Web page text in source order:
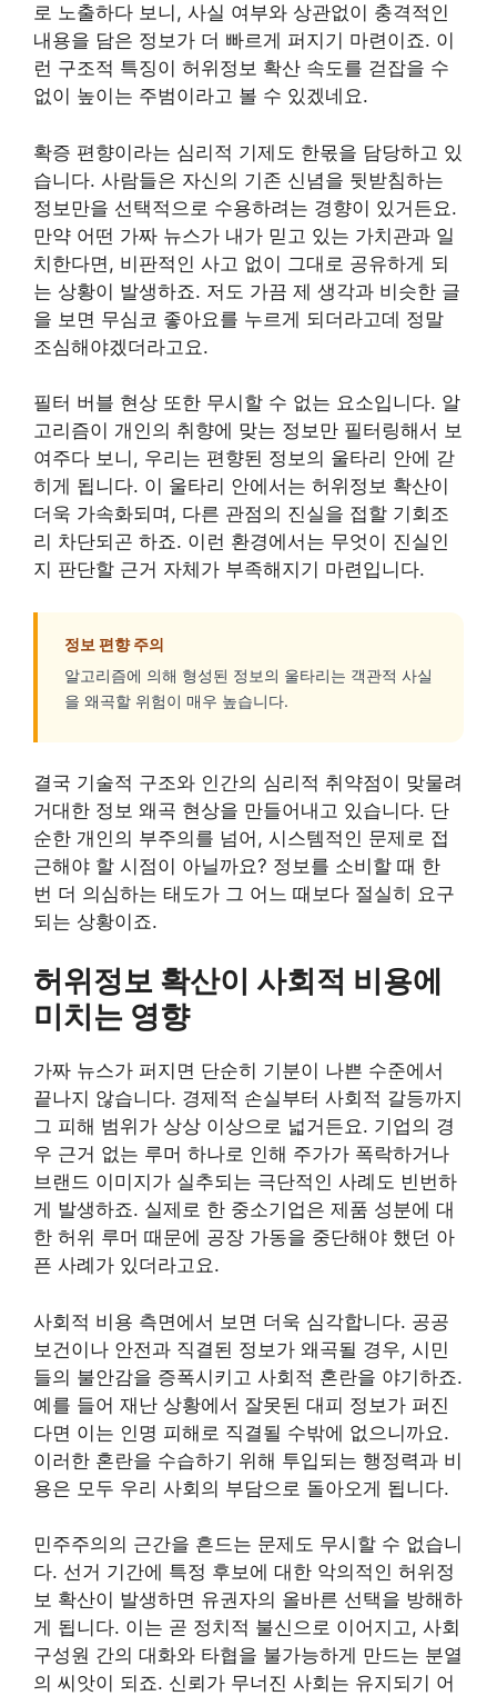
로 노출하다 보니, 사실 여부와 상관없이 충격적인
내용을 담은 정보가 더 빠르게 퍼지기 마련이죠. 이
런 구조적 특징이 허위정보 확산 속도를 걷잡을 수
없이 높이는 주범이라고 볼 수 있겠네요.
확증 편향이라는 심리적 기제도 한몫을 담당하고 있
습니다. 사람들은 자신의 기존 신념을 뒷받침하는
정보만을 선택적으로 수용하려는 경향이 있거든요.
만약 어떤 가짜 뉴스가 내가 믿고 있는 가치관과 일
치한다면, 비판적인 사고 없이 그대로 공유하게 되
는 상황이 발생하죠. 저도 가끔 제 생각과 비슷한 글
을 보면 무심코 좋아요를 누르게 되더라고데 정말
조심해야겠더라고요.
필터 버블 현상 또한 무시할 수 없는 요소입니다. 알
고리즘이 개인의 취향에 맞는 정보만 필터링해서 보
여주다 보니, 우리는 편향된 정보의 울타리 안에 갇
히게 됩니다. 이 울타리 안에서는 허위정보 확산이
더욱 가속화되며, 다른 관점의 진실을 접할 기회조
리 차단되곤 하죠. 이런 환경에서는 무엇이 진실인
지 판단할 근거 자체가 부족해지기 마련입니다.
정보 편향 주의
알고리즘에 의해 형성된 정보의 울타리는 객관적 사실
을 왜곡할 위험이 매우 높습니다.
결국 기술적 구조와 인간의 심리적 취약점이 맞물려
거대한 정보 왜곡 현상을 만들어내고 있습니다. 단
순한 개인의 부주의를 넘어, 시스템적인 문제로 접
근해야 할 시점이 아닐까요? 정보를 소비할 때 한
번 더 의심하는 태도가 그 어느 때보다 절실히 요구
되는 상황이죠.
허위정보 확산이 사회적 비용에
미치는 영향
가짜 뉴스가 퍼지면 단순히 기분이 나쁜 수준에서
끝나지 않습니다. 경제적 손실부터 사회적 갈등까지
그 피해 범위가 상상 이상으로 넓거든요. 기업의 경
우 근거 없는 루머 하나로 인해 주가가 폭락하거나
브랜드 이미지가 실추되는 극단적인 사례도 빈번하
게 발생하죠. 실제로 한 중소기업은 제품 성분에 대
한 허위 루머 때문에 공장 가동을 중단해야 했던 아
픈 사례가 있더라고요.
사회적 비용 측면에서 보면 더욱 심각합니다. 공공
보건이나 안전과 직결된 정보가 왜곡될 경우, 시민
들의 불안감을 증폭시키고 사회적 혼란을 야기하죠.
예를 들어 재난 상황에서 잘못된 대피 정보가 퍼진
다면 이는 인명 피해로 직결될 수밖에 없으니까요.
이러한 혼란을 수습하기 위해 투입되는 행정력과 비
용은 모두 우리 사회의 부담으로 돌아오게 됩니다.
민주주의의 근간을 흔드는 문제도 무시할 수 없습니
다. 선거 기간에 특정 후보에 대한 악의적인 허위정
보 확산이 발생하면 유권자의 올바른 선택을 방해하
게 됩니다. 이는 곧 정치적 불신으로 이어지고, 사회
구성원 간의 대화와 타협을 불가능하게 만드는 분열
의 씨앗이 되죠. 신뢰가 무너진 사회는 유지되기 어